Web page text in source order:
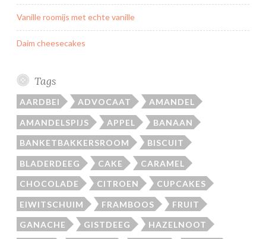
Vanille roomijs met echte vanille
Daim cheesecakes
Tags
AARDBEI ADVOCAAT AMANDEL
AMANDELSPIJS APPEL BANAAN
BANKETBAKKERSROOM BISCUIT
BLADERDEEG CAKE CARAMEL
CHOCOLADE CITROEN CUPCAKES
EIWITSCHUIM FRAMBOOS FRUIT
GANACHE GISTDEEG HAZELNOOT